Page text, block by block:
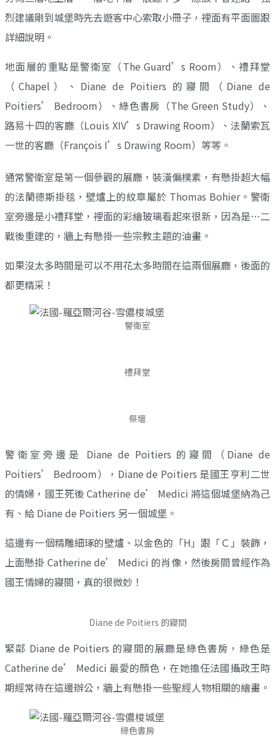
烈建議剛到城堡時先去遊客中心索取小冊子，裡面有平面圖跟
詳細說明。
地面層的重點是警衛室（The Guard’s Room）、禮拜堂
（Chapel）、Diane de Poitiers 的寢間（Diane de
Poitiers’ Bedroom）、綠色書房（The Green Study）、
路易十四的客廳（Louis XIV’s Drawing Room）、法蘭索瓦
一世的客廳（François I’s Drawing Room）等等。
通常警衛室是第一個參觀的展廳，裝潢偏樸素，有懸掛超大幅
的法蘭德斯掛毯，壁爐上的紋章屬於 Thomas Bohier。警衛
室旁邊是小禮拜堂，裡面的彩繪玻璃看起來很新，因為是…二
戰後重建的，牆上有懸掛一些宗教主題的油畫。
如果沒太多時間是可以不用花太多時間在這兩個展廳，後面的
都更精采！
警衛室
禮拜堂
祭壇
警衛室旁邊是 Diane de Poitiers 的寢間（Diane de
Poitiers’ Bedroom），Diane de Poitiers 是國王亨利二世
的情婦，國王死後 Catherine de’ Medici 將這個城堡納為己
有、給 Diane de Poitiers 另一個城堡。
這邊有一個精雕細琢的壁爐、以金色的「H」跟「Ｃ」裝飾，
上面懸掛 Catherine de’ Medici 的肖像，然後房間曾經作為
國王情婦的寢間，真的很微妙！
Diane de Poitiers 的寢間
緊鄰 Diane de Poitiers 的寢間的展廳是綠色書房，綠色是
Catherine de’ Medici 最愛的顏色，在她擔任法國攝政王時
期經常待在這邊辦公，牆上有懸掛一些聖經人物相關的繪畫。
綠色書房